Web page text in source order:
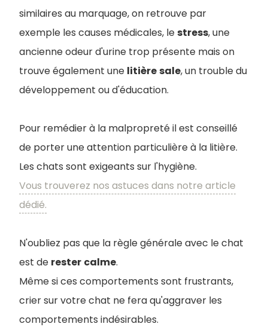
similaires au marquage, on retrouve par
exemple les causes médicales, lestress, une
ancienne odeur d'urine trop présente mais on
trouve également une litièresale, un trouble du
développement ou d'éducation.
Pour remédier à la malpropreté il est conseillé
de porter une attention particulière à la litière.
Les chats sont exigeants sur l'hygiène.
Vous trouverez nos astuces dans notre article
dédié.
N'oubliez pas que la règle générale avec le chat
est de rester calme.
Même si ces comportements sont frustrants,
crier sur votre chat ne fera qu'aggraver les
comportements indésirables.